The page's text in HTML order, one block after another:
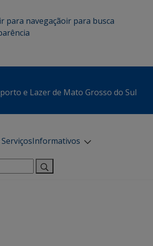
ir para navegaçãoir para busca
e Lazer de Mato Grosso do Sul
ServiçosInformativos